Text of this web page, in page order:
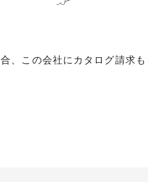
、この会社にカタログ請求